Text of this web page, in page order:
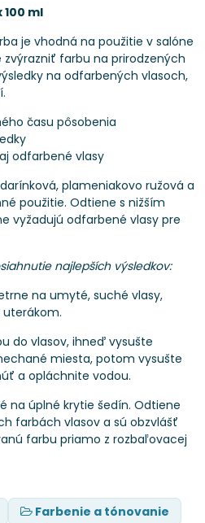
100 ml
je vhodná na použitie v salóne
farbu na prirodzených
na odfarbených vlasoch,
času pôsobenia
odfarbené vlasy
plameniakovo ružová a
použitie. Odtiene s nižším
vyžadujú odfarbené vlasy pre
najlepších výsledkov:
na umyté, suché vlasy,
do vlasov, ihneď vysušte
miesta, potom vysušte
a opláchnite vodou.
na úplné krytie šedín. Odtiene
farbách vlasov a sú obzvlášť
farbu priamo z rozbaľovacej
Farbenie a tónovanie